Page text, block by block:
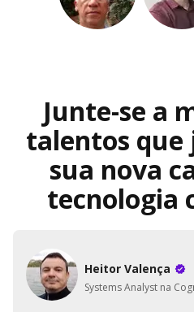
Junte-se a
talentos que
sua nova
tecnologia
Heitor Valença
Systems Analyst na